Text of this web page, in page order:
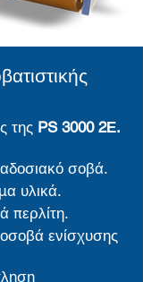
της PS 3000 2Ε.
σοβά.
υλικά.
περλίτη.
ενίσχυσης